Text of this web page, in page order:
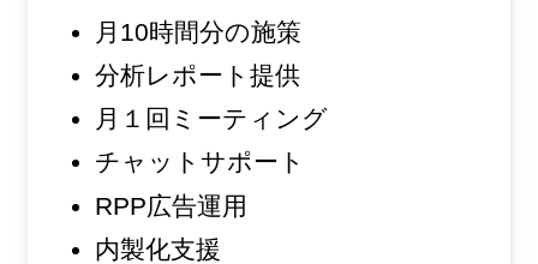
月10時間分の施策
分析レポート提供
月１回ミーティング
チャットサポート
RPP広告運用
内製化支援